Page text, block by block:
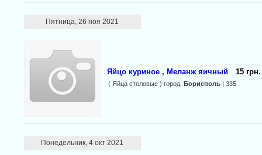
Пятница, 26 ноя 2021
Яйцо куриное , Меланж яичный 15 грн.
( Яйца столовые ) город: Борисполь| 335
Понедельник, 4 окт 2021